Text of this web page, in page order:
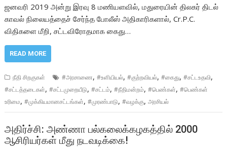
ஜனவரி 2019 அன்று இரவு 8 மணியளவில், மதுரையின் திலகர் திடல்
காவல் நிலையத்தைச் சேர்ந்த போலீஸ் அதிகாரிகளால், Cr.P.C.
விதிகளை மீறி, சட்டவிரோதமாக கைது…
READ MORE
நீதி சிறகுகள் #அரசாணை,#உளியியல்,#குற்றவியல்,#கைது,#சட்டஉதவி,
#சட்டத்தடைகள்,#சட்டமுறையீடு,#சட்டம்,#நீதிமன்றம்,#பெண்கள்,#பெண்கள்
உரிமை,#முக்கியமானசட்டங்கள்,#முரண்பாடு,#வழக்கு,அரசியல்
அதிர்ச்சி: அண்ணா பல்கலைக்கழகத்தில் 2000
ஆசிரியர்கள் மீது நடவடிக்கை!